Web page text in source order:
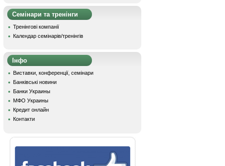
Семінари та тренінги
Тренінгові компанії
Календар семінарів/тренінгів
Інфо
Виставки, конференції, семінари
Банківські новини
Банки Украины
МФО Украины
Кредит онлайн
Контакти